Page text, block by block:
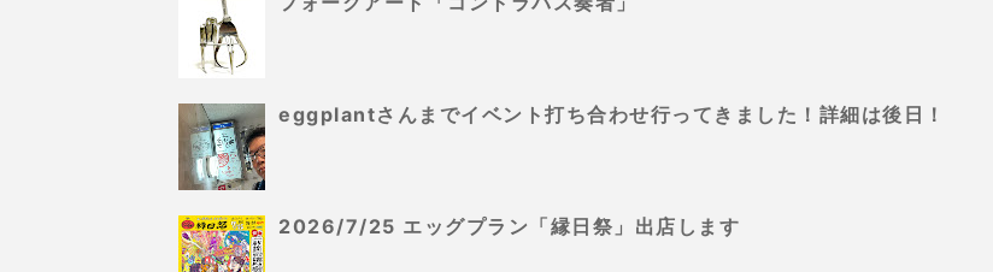
eggplantさんまでイベント打ち合わせ行ってきました！詳細は後日！
2026/7/25 エッグプラン「縁日祭」出店します